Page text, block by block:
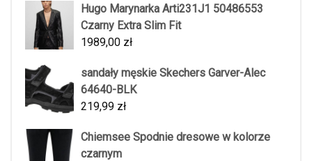
Hugo Marynarka Arti231J1 50486553
Czarny Extra Slim Fit
1989,00 zł
sandały męskie Skechers Garver-Alec
64640-BLK
219,99 zł
Chiemsee Spodnie dresowe w kolorze
czarnym